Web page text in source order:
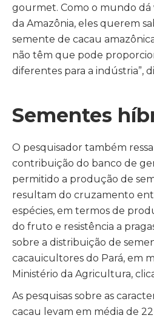
gourmet. Como o mundo dá
da Amazônia, eles querem
semente de cacau
não têm que pode
diferentes para a indústria”,
Sementes
O pesquisador também
contribuição do banco de
permitido a produção de
resultam do cruzamento
espécies, em termos de
do fruto e resistência a
sobre a distribuição de
cacauicultores do Pará, em
Ministério da Agricultura,
As pesquisas sobre as
cacau levam em média de 22